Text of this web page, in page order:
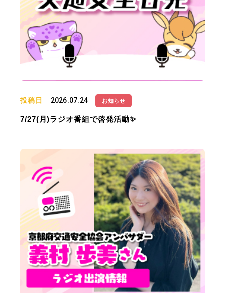
投稿日 2026.07.24 お知らせ
7/27(月)ラジオ番組で啓発活動✨